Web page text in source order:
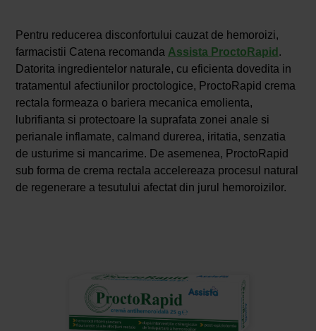
Pentru reducerea disconfortului cauzat de hemoroizi,
farmacistii Catena recomanda Assista ProctoRapid .
Datorita ingredientelor naturale, cu eficienta dovedita in
tratamentul afectiunilor proctologice, ProctoRapid crema
rectala formeaza o bariera mecanica emolienta,
lubrifianta si protectoare la suprafata zonei anale si
perianale inflamate, calmand durerea, iritatia, senzatia
de usturime si mancarime. De asemenea, ProctoRapid
sub forma de crema rectala accelereaza procesul natural
de regenerare a tesutului afectat din jurul hemoroizilor.